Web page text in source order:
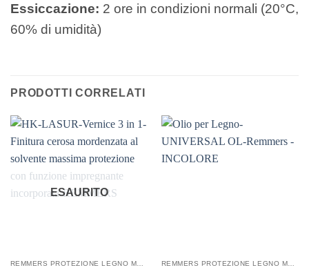
Essiccazione: 2 ore in condizioni normali (20°C,
60% di umidità)
PRODOTTI CORRELATI
ESAURITO
REMMERS PROTEZIONE LEGNO MANUTENZIONE CONSERVAZIONE REMMERS PROTEZIONE LEGNO MANUTENZIONE CONSERVAZIONE